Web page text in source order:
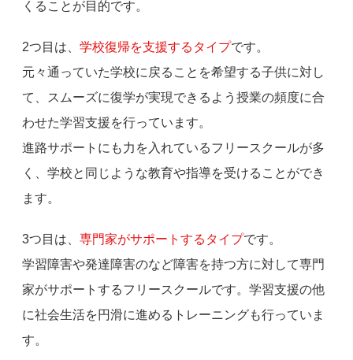
くることが目的です。
2つ目は、 学校復帰を支援するタイプです。
元々通っていた学校に戻ることを希望する子供に対し
て、スムーズに復学が実現できるよう授業の頻度に合
わせた学習支援を行っています。
進路サポートにも力を入れているフリースクールが多
く、学校と同じような教育や指導を受けることができ
ます。
3つ目は、 専門家がサポートするタイプです。
学習障害や発達障害のなど障害を持つ方に対して専門
家がサポートするフリースクールです。学習支援の他
に社会生活を円滑に進めるトレーニングも行っていま
す。